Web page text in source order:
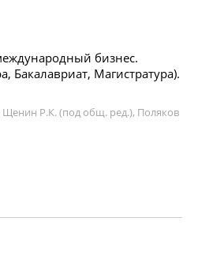
бизнес.
Бакалавриат, Магистратура).
Р.К. (под общ. ред.), Поляков